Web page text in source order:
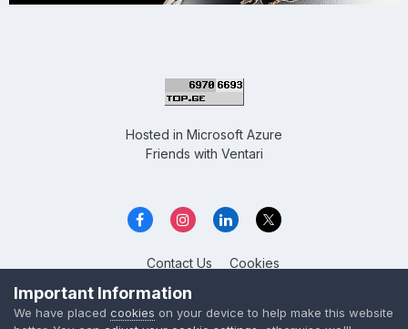
Hosted in Microsoft Azure
Friends with Ventari
Contact Us Cookies
Overclockers GE
Powered by Invision Community
Important Information
We have placed cookies on your device to help make this website